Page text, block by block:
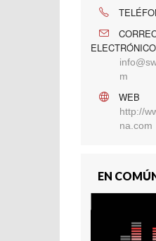
ELECTRÓNICO
m
WEB
http://
na.com
EN